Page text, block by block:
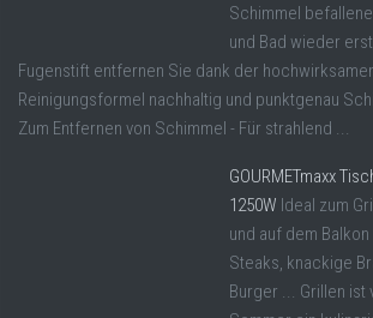
Schimmel
und Bad wieder
Fugenstift entfernen Sie dank der
Reinigungsformel nachhaltig und punktgenau
Zum Entfernen von Schimmel - Für strahlend ...
GOURMETmaxx
1250W Ideal zum
und auf dem
Steaks, knackige
Burger ... Grillen ist